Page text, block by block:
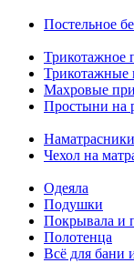
Постельное
Трикотажное
Трикотажные
Махровые
Простыни на
Наматрасники
Чехол на
Одеяла
Подушки
Покрывала и
Полотенца
Всё для бани